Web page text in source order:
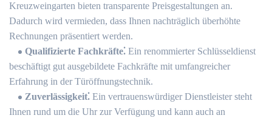
Kreuzweingarten bieten transparente Preisgestaltungen an.​
Dadurch wird vermieden, dass Ihnen nachträglich überhöhte
Rechnungen präsentiert werden.
Qualifizierte Fachkräfte⁚ Ein renommierter Schlüsseldienst
beschäftigt gut ausgebildete Fachkräfte mit umfangreicher
Erfahrung in der Türöffnungstechnik.​
Zuverlässigkeit⁚ Ein vertrauenswürdiger Dienstleister steht
Ihnen rund um die Uhr zur Verfügung und kann auch an